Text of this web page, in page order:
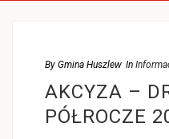
By Gmina Huszlew In
AKCYZA –
PÓŁROCZE